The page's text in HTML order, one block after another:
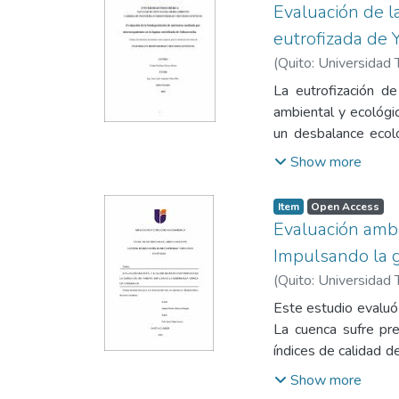
identificación de
Herbario Nacional.
Melastomataceae
en estado de
alta diversidad
especies
estudios
Evaluación de
eutrofizada de
(Quito: Universidad
La eutrofización
ambiental y
un desbalance
algas y la
biodegradación de
humedal Ramsar
consistieron en
de reducir las
iniciales y finales
tratamiento se
observar el
se enfatizó la
también la
Show more
Item Open Access
Evaluación
Impulsando la
(Quito: Universidad
Este estudio
La cuenca sufre
índices de calidad
Ephemeroptera,
Show more